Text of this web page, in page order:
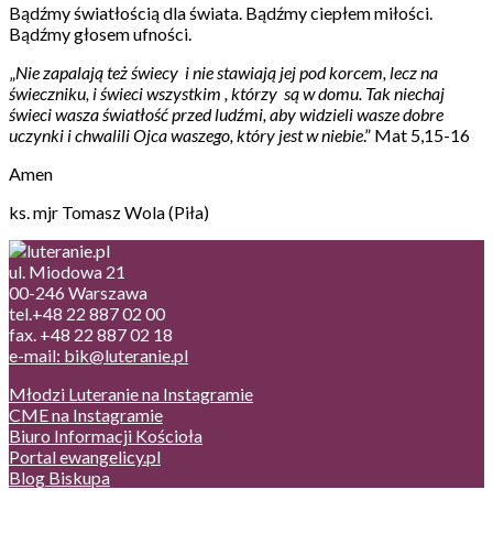
Bądźmy światłością dla świata. Bądźmy ciepłem miłości.
Bądźmy głosem ufności.
„Nie zapalają też świecy i nie stawiają jej pod korcem, lecz na
świeczniku, i świeci wszystkim , którzy są w domu. Tak niechaj
świeci wasza światłość przed ludźmi, aby widzieli wasze dobre
uczynki i chwalili Ojca waszego, który jest w niebie.” Mat 5,15-16
Amen
ks. mjr Tomasz Wola (Piła)
ul. Miodowa 21
00-246 Warszawa
tel.+48 22 887 02 00
fax. +48 22 887 02 18
e-mail: bik@luteranie.pl
Młodzi Luteranie na Instagramie
CME na Instagramie
Biuro Informacji Kościoła
Portal ewangelicy.pl
Blog Biskupa